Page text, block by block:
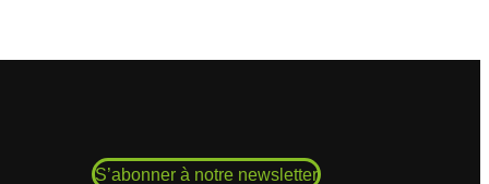
S’abonner à notre newsletter